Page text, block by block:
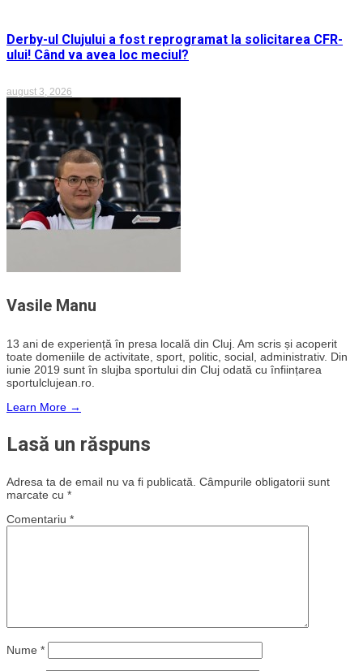
Derby-ul Clujului a fost reprogramat la solicitarea CFR-
ului! Când va avea loc meciul?
august 3, 2026
Vasile Manu
13 ani de experiență în presa locală din Cluj. Am scris și acoperit
toate domeniile de activitate, sport, politic, social, administrativ. Din
iunie 2019 sunt în slujba sportului din Cluj odată cu înființarea
sportulclujean.ro.
Learn More →
Lasă un răspuns
Adresa ta de email nu va fi publicată. Câmpurile obligatorii sunt
marcate cu *
Comentariu *
Nume *